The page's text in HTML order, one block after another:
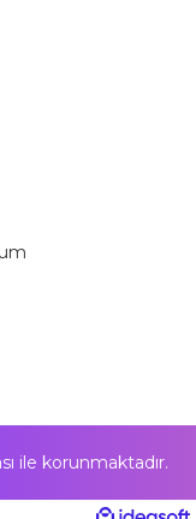
ile korunmaktadır.